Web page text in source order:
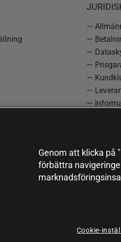
—
—
—
—
—
—
—
Genom att klicka på
förbättra
Cookie-